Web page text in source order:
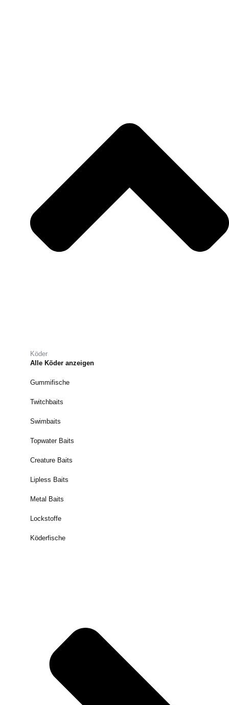
Köder
Alle Köder anzeigen
Gummifische
Twitchbaits
Swimbaits
Topwater Baits
Creature Baits
Lipless Baits
Metal Baits
Lockstoffe
Köderfische